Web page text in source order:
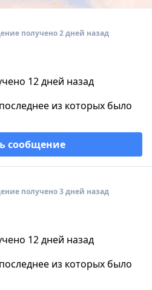
получено 2 дней назад
12 дней назад
из которых было
сообщение
получено 3 дней назад
12 дней назад
из которых было